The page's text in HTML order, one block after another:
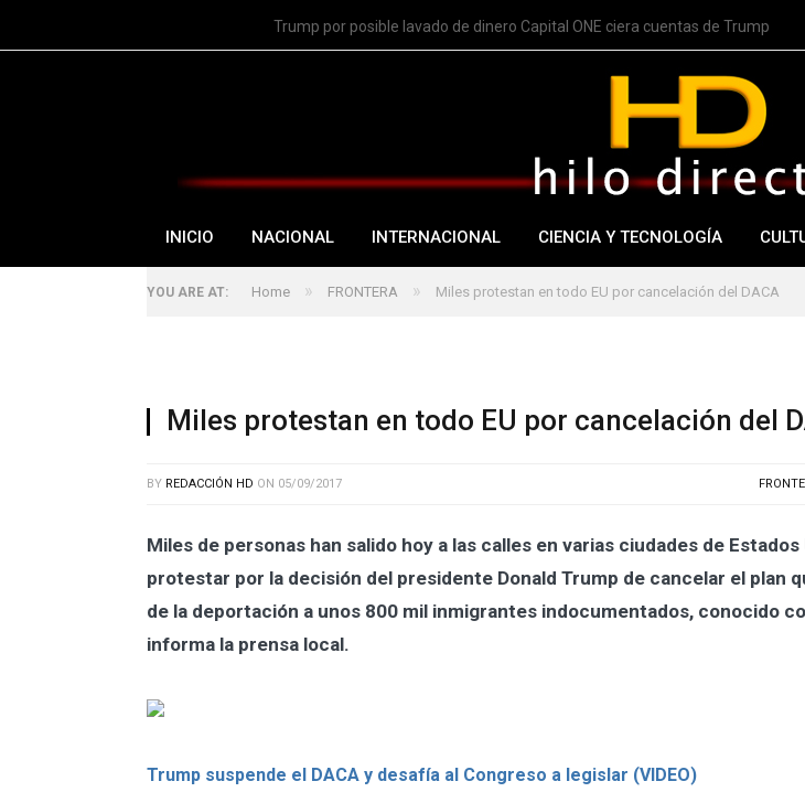
Trump por posible lavado de dinero Capital ONE ciera cuentas de Trump
INICIO NACIONAL INTERNACIONAL CIENCIA Y TECNOLOGÍA
YOU ARE AT: Home » FRONTERA » Miles protestan en todo EU por cancelación del DACA
Miles protestan en todo EU por cancelación del
BY REDACCIÓN HD ON 05/09/2017
Miles de personas han salido hoy a las calles en varias ciudades de Estados
protestar por la decisión del presidente Donald Trump de cancelar el plan
de la deportación a unos 800 mil inmigrantes indocumentados, conocido
informa la prensa local.
Trump suspende el DACA y desafía al Congreso a legislar (VIDEO)